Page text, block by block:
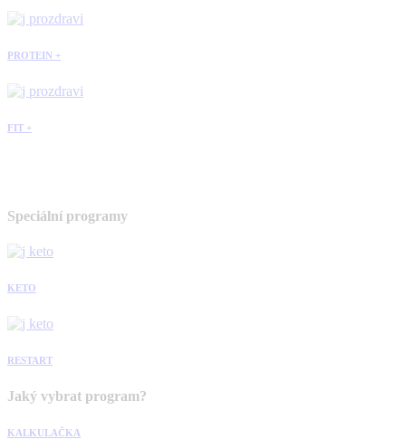
PROTEIN +
FIT +
Speciální programy
KETO
RESTART
Jaký vybrat program?
KALKULAČKA